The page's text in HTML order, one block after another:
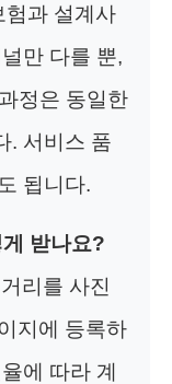
험과 설계사
만 다를 뿐,
정은 동일한
. 서비스 품
됩니다.
받나요?
리를 사진
지에 등록하
에 따라 계